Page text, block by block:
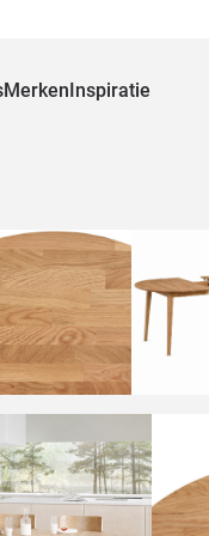
MerkenInspiratie